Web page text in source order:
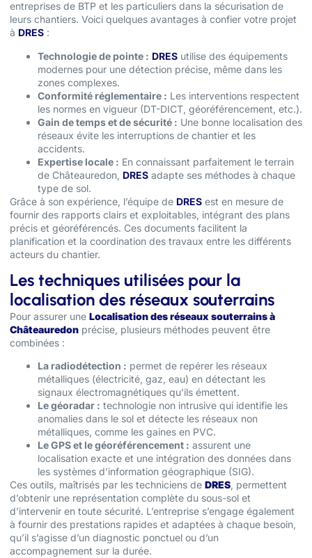
entreprises de BTP et les particuliers dans la sécurisation de
leurs chantiers. Voici quelques avantages à confier votre projet
à DRES :
Technologie de pointe : DRES utilise des équipements
modernes pour une détection précise, même dans les
zones complexes.
Conformité réglementaire : Les interventions respectent
les normes en vigueur (DT-DICT, géoréférencement, etc.).
Gain de temps et de sécurité : Une bonne localisation des
réseaux évite les interruptions de chantier et les
accidents.
Expertise locale : En connaissant parfaitement le terrain
de Châteauredon, DRES adapte ses méthodes à chaque
type de sol.
Grâce à son expérience, l’équipe de DRES est en mesure de
fournir des rapports clairs et exploitables, intégrant des plans
précis et géoréférencés. Ces documents facilitent la
planification et la coordination des travaux entre les différents
acteurs du chantier.
Les techniques utilisées pour la
localisation des réseaux souterrains
Pour assurer une Localisation des réseaux souterrains à
Châteauredon précise, plusieurs méthodes peuvent être
combinées :
La radiodétection : permet de repérer les réseaux
métalliques (électricité, gaz, eau) en détectant les
signaux électromagnétiques qu’ils émettent.
Le géoradar : technologie non intrusive qui identifie les
anomalies dans le sol et détecte les réseaux non
métalliques, comme les gaines en PVC.
Le GPS et le géoréférencement : assurent une
localisation exacte et une intégration des données dans
les systèmes d’information géographique (SIG).
Ces outils, maîtrisés par les techniciens de DRES , permettent
d’obtenir une représentation complète du sous-sol et
d’intervenir en toute sécurité. L’entreprise s’engage également
à fournir des prestations rapides et adaptées à chaque besoin,
qu’il s’agisse d’un diagnostic ponctuel ou d’un
accompagnement sur la durée.